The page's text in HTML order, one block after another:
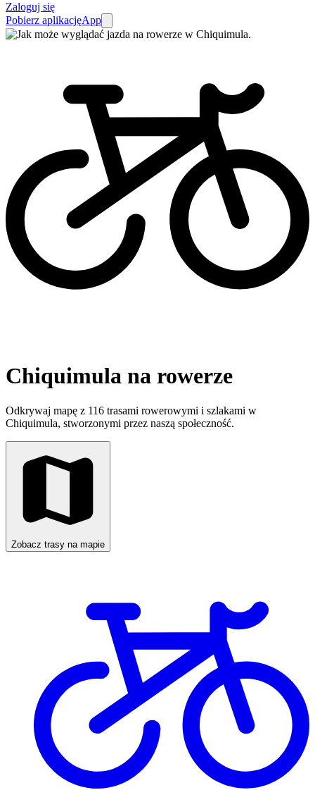
Zaloguj się
Pobierz aplikacjęApp
Chiquimula na rowerze
Odkrywaj mapę z 116 trasami rowerowymi i szlakami w
Chiquimula, stworzonymi przez naszą społeczność.
Zobacz trasy na mapie